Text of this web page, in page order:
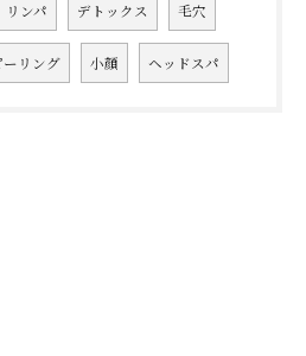
リンパ デトックス 毛穴
ーリング 小顔 ヘッドスパ